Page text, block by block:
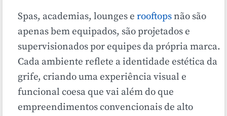
Spas, academias, lounges e rooftopsnão são
apenas bem equipados, são projetados e
supervisionados por equipes da própria marca.
Cada ambiente reflete a identidade estética da
grife, criando uma experiência visual e
funcional coesa que vai além do que
empreendimentos convencionais de alto